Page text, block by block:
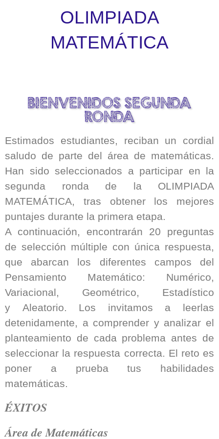
OLIMPIADA
MATEMÁTICA
BIENVENIDOS SEGUNDA
RONDA
Estimados estudiantes, reciban un cordial
saludo de parte del área de matemáticas.
Han sido seleccionados a participar en la
segunda ronda de la OLIMPIADA
MATEMÁTICA, tras obtener los mejores
puntajes durante la primera etapa.
A continuación, encontrarán 20 preguntas
de selección múltiple con única respuesta,
que abarcan los diferentes campos del
Pensamiento Matemático: Numérico,
Variacional, Geométrico, Estadístico
y Aleatorio. Los invitamos a leerlas
detenidamente, a comprender y analizar el
planteamiento de cada problema antes de
seleccionar la respuesta correcta. El reto es
poner a prueba tus habilidades
matemáticas.
ÉXITOS
Área de Matemáticas